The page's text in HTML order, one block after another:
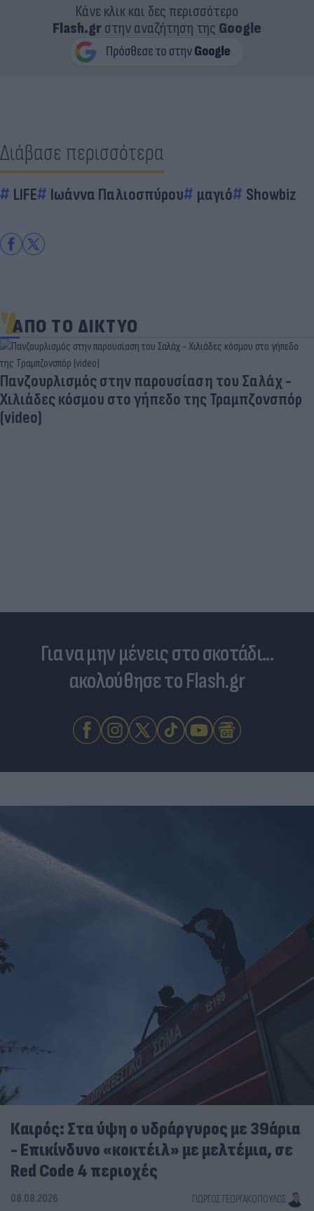
Κάνε κλικ και δες περισσότερο
Flash.grστην αναζήτηση της Google
Διάβασε περισσότερα
LIFE Ιωάννα Παλιοσπύρου μαγιό Showbiz
ΑΠΟ ΤΟ ΔΙΚΤΥΟ
Πανζουρλισμός στην παρουσίαση του Σαλάχ -
Χιλιάδες κόσμου στο γήπεδο της Τραμπζονσπόρ
(video)
Για να μην μένεις στο σκοτάδι...
ακολούθησε το Flash.gr
Καιρός: Στα ύψη ο υδράργυρος με 39άρια
- Επικίνδυνο «κοκτέιλ» με μελτέμια, σε
Red Code 4 περιοχές
08.08.2026 ΓΙΏΡΓΟΣ ΓΕΩΡΓΑΚΌΠΟΥΛΟΣ